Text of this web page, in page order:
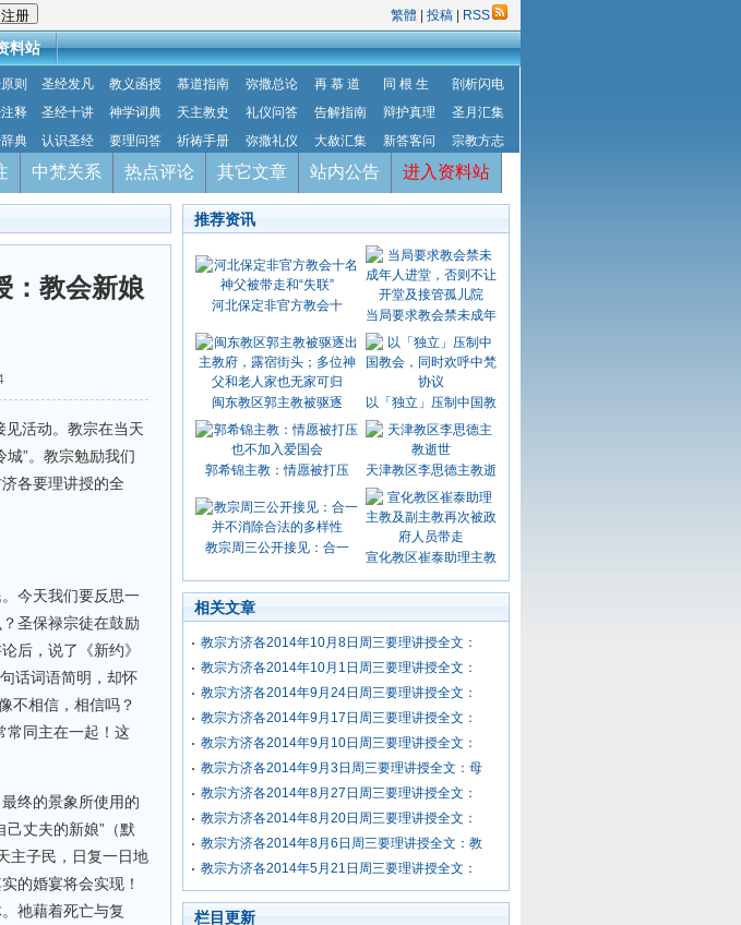
繁體 投稿 RSS
料站
则 圣经发凡 教义函授 慕道指南 弥撒总论 再 慕 道 同 根 生
剖析闪电
释 圣经十讲 神学词典 天主教史 礼仪问答 告解指南 辩护真理
圣月汇集
典 认识圣经 要理问答 祈祷手册 弥撒礼仪 大赦汇集 新答客问 宗教方志
中梵关系 热点评论 其它文章 站内公告 进入资料站
：教会新娘
见活动。教宗在当天
”。教宗勉励我们
各要理讲授的全
今天我们要反思一
圣保禄宗徒在鼓励
，说了《新约》
话词语简明，却怀
不相信，相信吗？
常同主在一起！这
终的景象所使用的
丈夫的新娘”（默
主子民，日复一日地
的婚宴将会实现！
祂藉着死亡与复
推荐资讯
河北保定非官方教会十
当局要求教会禁未成年
闽东教区郭主教被驱逐 以「独立」压制中国教
郭希锦主教：情愿被打压 天津教区李思德主教逝
教宗周三公开接见：合一
宣化教区崔泰助理主教
相关文章
教宗方济各2014年10月8日周三要理讲授全文：
教宗方济各2014年10月1日周三要理讲授全文：
教宗方济各2014年9月24日周三要理讲授全文：
教宗方济各2014年9月17日周三要理讲授全文：
教宗方济各2014年9月10日周三要理讲授全文：
教宗方济各2014年9月3日周三要理讲授全文：母
教宗方济各2014年8月27日周三要理讲授全文：
教宗方济各2014年8月20日周三要理讲授全文：
教宗方济各2014年8月6日周三要理讲授全文：教
教宗方济各2014年5月21日周三要理讲授全文：
栏目更新